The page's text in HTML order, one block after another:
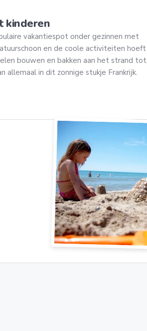
kinderen
vakantiespot onder gezinnen met
en de coole activiteiten hoeft
bouwen en bakken aan het strand tot
allemaal in dit zonnige stukje Frankrijk.